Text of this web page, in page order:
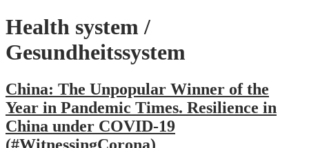
Health system /
Gesundheitssystem
China: The Unpopular Winner of the
Year in Pandemic Times. Resilience in
China under COVID-19
(#WitnessingCorona)